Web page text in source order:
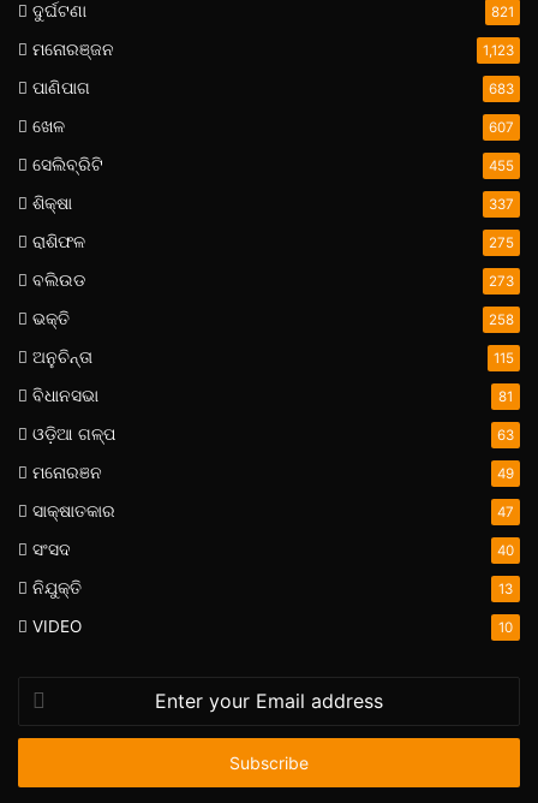
ଦୁର୍ଘଟଣା 821
ମନୋରଞ୍ଜନ 1,123
ପାଣିପାଗ 683
ଖେଳ 607
ସେଲିବ୍ରିଟି 455
ଶିକ୍ଷା 337
ରାଶିଫଳ 275
ବଲିଉଡ 273
ଭକ୍ତି 258
ଅନୁଚିନ୍ତା 115
ବିଧାନସଭା 81
ଓଡ଼ିଆ ଗଳ୍ପ 63
ମନୋରଞନ 49
ସାକ୍ଷାତକାର 47
ସଂସଦ 40
ନିଯୁକ୍ତି 13
VIDEO 10
your
Email